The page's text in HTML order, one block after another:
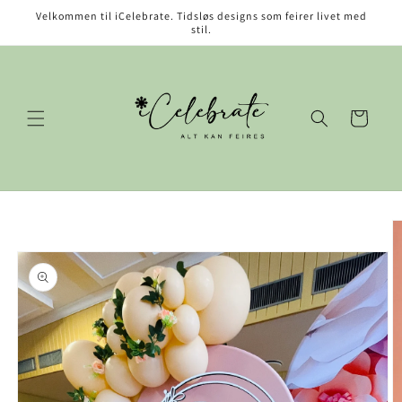
tilVelkommen til iCelebrate. Tidsløs designs som feirer livet med
stil.
Handlekurv